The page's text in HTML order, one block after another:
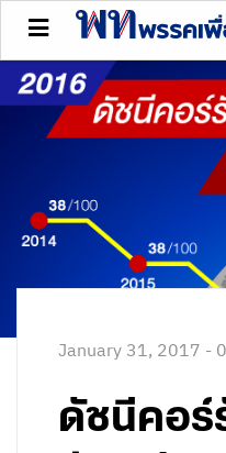
January 31, 2017 -
ดัชนีคอร์